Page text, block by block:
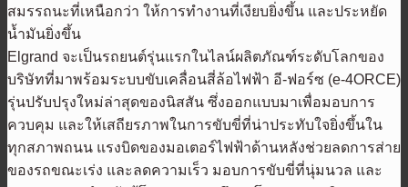
สมรรถนะที่เหนือกว่า ให้การทำงานที่เงียบยิ่งขึ้น และประหยัด
น้ำมันยิ่งขึ้น
Elgrand จะเป็นรถยนต์รุ่นแรกในไลน์ผลิตภัณฑ์ระดับโลกของ
บริษัทที่มาพร้อมระบบขับเคลื่อนสี่ล้อไฟฟ้า อี-ฟอร์ซ (e-4ORCE)
รุ่นปรับปรุงใหม่ล่าสุดของนิสสัน ซึ่งออกแบบมาเพื่อมอบการ
ควบคุม และให้เสถียรภาพในการขับขี่ที่น่าประทับใจยิ่งขึ้นใน
ทุกสภาพถนน แรงบิดของมอเตอร์ไฟฟ้าด้านหลังช่วยลดการส่าย
ของรถขณะเร่ง และลดความเร็ว มอบการขับขี่ที่นุ่มนวล และ